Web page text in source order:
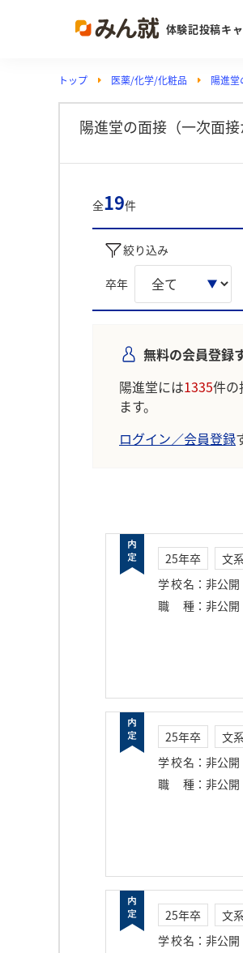
体験記投稿キ
動
トップ 医薬/化学/化粧品 陽進堂
陽進堂の面接（一次面
全19件
絞り込み
卒年
無料の会員登録
陽進堂には1335件の
ます。
ログイン／会員登録
25年卒 文
学校名 ： 非公開
職種 ： 非公開
25年卒 文
学校名 ： 非公開
職種 ： 非公開
25年卒 文
学校名 ： 非公開